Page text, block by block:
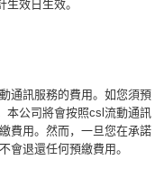
效日生效。
通訊服務的費用。如您須預
本公司將會按照csl流動通訊
費用。然而，一旦您在承諾
會退還任何預繳費用。